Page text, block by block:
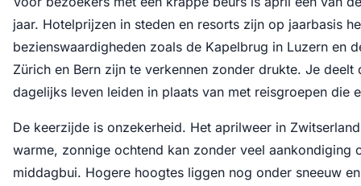
jaar. Hotelprijzen in steden en resorts zijn op jaarbasis
bezienswaardigheden zoals de Kapelbrug in Luzern en
Zürich en Bern zijn te verkennen zonder drukte. Je deelt
dagelijks leven leiden in plaats van met reisgroepen die
De keerzijde is onzekerheid. Het aprilweer in
warme, zonnige ochtend kan zonder veel aankondiging
middagbui. Hogere hoogtes liggen nog onder sneeuw